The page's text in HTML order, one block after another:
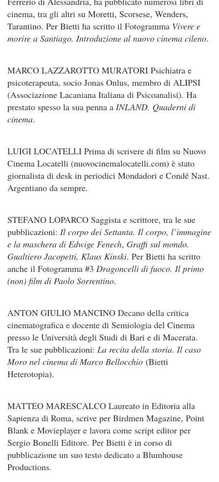
cinema, tra gli altri su Moretti, Scorsese, Wenders,
Tarantino. Per Bietti ha scritto il Fotogramma Vivere e
morire a Santiago. Introduzione al nuovo cinema cileno.
MARCO LAZZAROTTO MURATORI Psichiatra e
psicoterapeuta, socio Jonas Onlus, membro di ALIPSI
(Associazione Lacaniana Italiana di Psicoanalisi). Ha
prestato spesso la sua penna a INLAND. Quaderni di
cinema.
LUIGI LOCATELLI Prima di scrivere di film su Nuovo
Cinema Locatelli (nuovocinemalocatelli.com) è stato
giornalista di desk in periodici Mondadori e Condé Nast.
Argentiano da sempre.
STEFANO LOPARCO Saggista e scrittore, tra le sue
pubblicazioni: Il corpo dei Settanta. Il corpo, l’immagine
e la maschera di Edwige Fenech, Graffi sul mondo.
Gualtiero Jacopetti, Klaus Kinski. Per Bietti ha scritto
anche il Fotogramma #3 Dragoncelli di fuoco. Il primo
(non) film di Paolo Sorrentino.
ANTON GIULIO MANCINO Decano della critica
cinematografica e docente di Semiologia del Cinema
presso le Università degli Studi di Bari e di Macerata.
Tra le sue pubblicazioni: La recita della storia. Il caso
Moro nel cinema di Marco Bellocchio (Bietti
Heterotopia).
MATTEO MARESCALCO Laureato in Editoria alla
Sapienza di Roma, scrive per Birdmen Magazine, Point
Blank e Movieplayer e lavora come script editor per
Sergio Bonelli Editore. Per Bietti è in corso di
pubblicazione un suo testo dedicato a Blumhouse
Productions.